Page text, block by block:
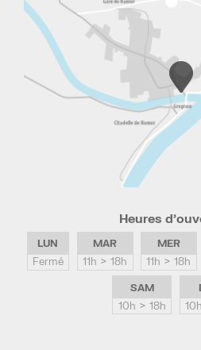
Heures
LUN
Fermé
MAR
11h > 18h
MER
11h > 18h
SAM
10h > 18h